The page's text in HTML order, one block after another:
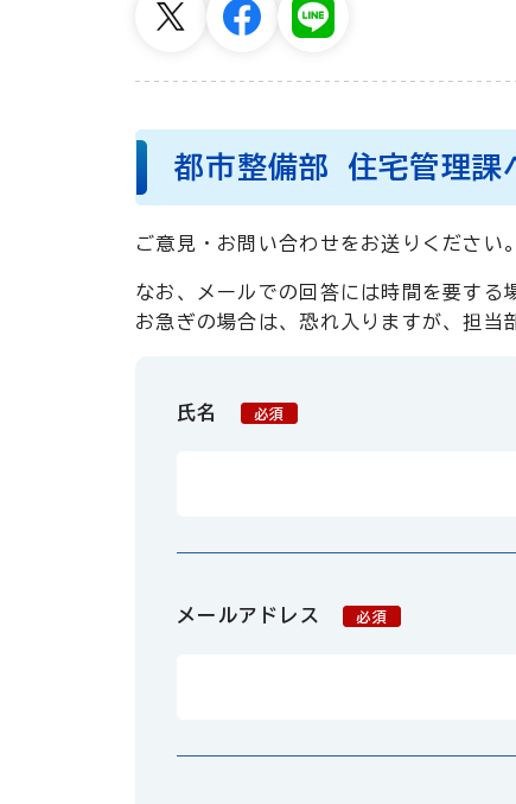
都市整備部 住宅管理課
ご意見・お問い合わせをお送りください。
なお、メールでの回答には時間を要する
お急ぎの場合は、恐れ入りますが、担当
氏名 必須
メールアドレス 必須